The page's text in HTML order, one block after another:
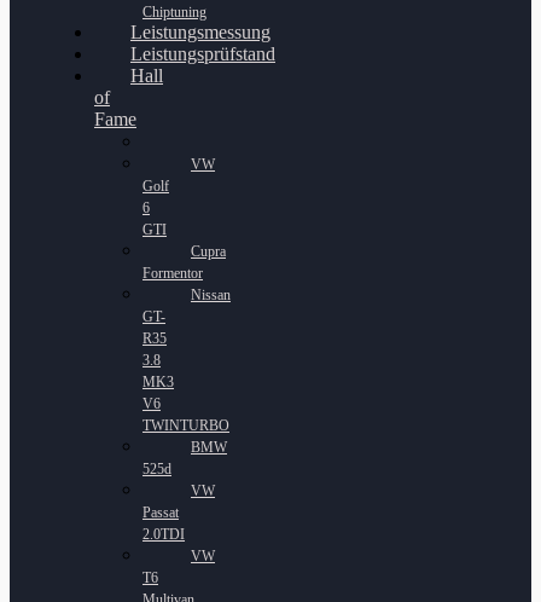
Chiptuning
Leistungsmessung
Leistungsprüfstand
Hall
of
Fame
VW
Golf
6
GTI
Cupra
Formentor
Nissan
GT-
R35
3.8
MK3
V6
TWINTURBO
BMW
525d
VW
Passat
2.0TDI
VW
T6